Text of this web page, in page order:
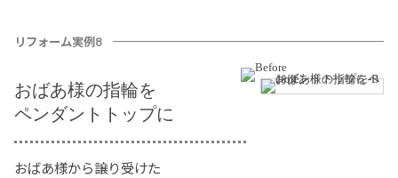
リフォーム実例8
おばあ様の指輪を
ペンダントトップに
おばあ様から譲り受けた